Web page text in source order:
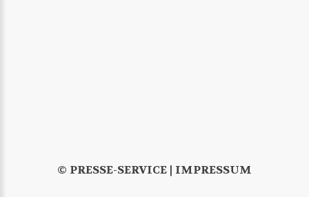
© PRESSE-SERVICE | IMPRESSUM